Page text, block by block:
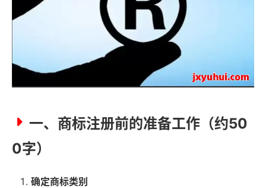
一、商标注册前的准备工作（约50
0字）
确定商标类别